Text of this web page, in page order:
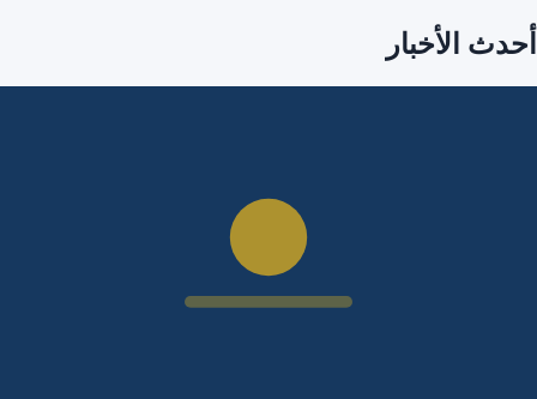
أحدث الأخبار